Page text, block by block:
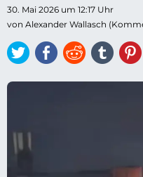
30. Mai 2026 um 12:17 Uhr
von Alexander Wallasch
TwitterFacebook
Reddit